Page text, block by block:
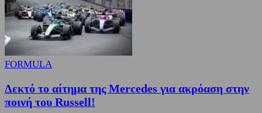
FORMULA
Δεκτό το αίτημα της Mercedes για ακρόαση στην
ποινή του Russell!